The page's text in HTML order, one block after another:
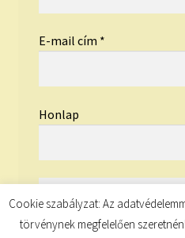
E-mail cím *
Honlap
Cookie szabályzat: Az
törvénynek megfelelően